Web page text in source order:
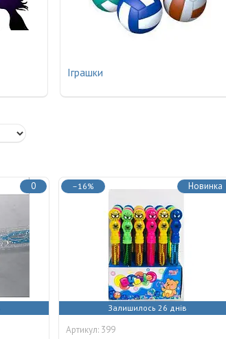
Іграшки
0 –16%
Залишилось 26 днів
Новинка
399